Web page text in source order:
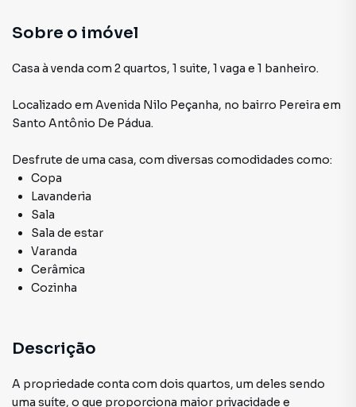
Sobre o imóvel
Casa à venda com 2 quartos, 1 suite, 1 vaga e 1 banheiro.
Localizado em Avenida Nilo Peçanha, no bairro Pereira em
Santo Antônio De Pádua.
Desfrute de uma casa, com diversas comodidades como:
Copa
Lavanderia
Sala
Sala de estar
Varanda
Cerâmica
Cozinha
Descrição
A propriedade conta com dois quartos, um deles sendo
uma suíte, o que proporciona maior privacidade e